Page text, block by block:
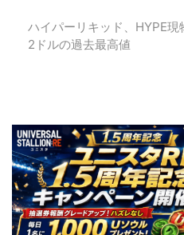
ハイパーリキッド、HYPE現
2ドルの過去最高値